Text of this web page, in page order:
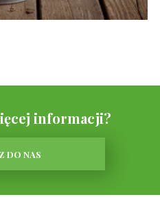
informacji?
DO NAS